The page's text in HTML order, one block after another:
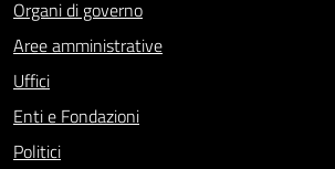
Organi di governo
Aree amministrative
Uffici
Enti e Fondazioni
Politici